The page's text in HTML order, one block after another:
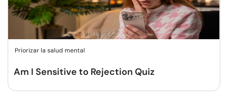
Priorizar la salud mental
Am I Sensitive to Rejection Quiz